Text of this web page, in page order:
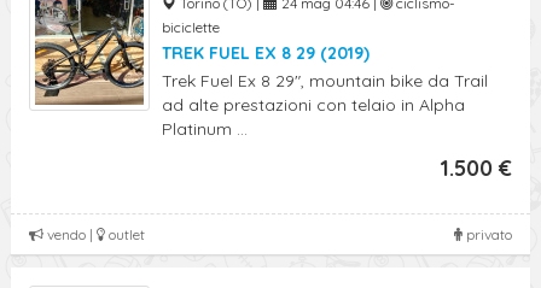
biciclette
TREK FUEL EX 8 29 (2019)
Trek Fuel Ex 8 29", mountain bike da Trail
ad alte prestazioni con telaio in Alpha
Platinum ...
1.500 €
privato
vendo | outlet